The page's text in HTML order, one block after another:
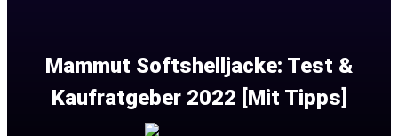
Mammut Softshelljacke: Test &
Kaufratgeber 2022 [Mit Tipps]